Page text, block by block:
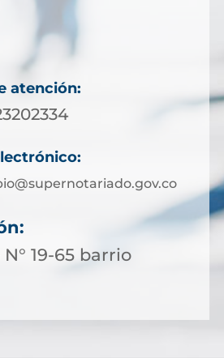
atención:
N° 19-65 barrio